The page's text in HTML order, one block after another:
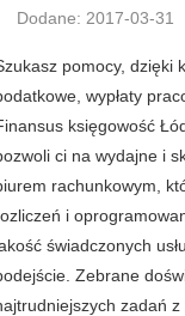
Dodane: 2017-03-31
pomocy, dzięki
wypłaty
księgowość
ci na wydajne i
rachunkowym,
i
świadczonych
Zebrane
zadań